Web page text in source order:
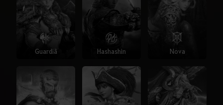
Guardiã Hashashin Nova